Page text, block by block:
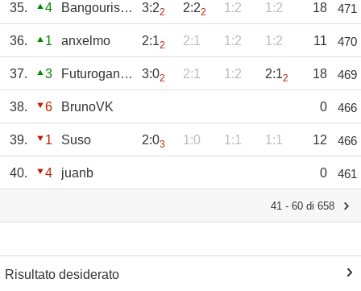
35. 4 Bangourismo 3:22 2:22 1:2 1:2 18 471
36. 1 anxelmo 2:12 2:1 1:2 1:2 11 470
37. 3 Futuroganador 3:02 2:1 1:2 2:12 18 469
38. 6 BrunoVK 0 466
39. 1 Suso 2:03 1:0 1:1 1:1 12 466
40. 4 juanb 0 461
41 - 60 di 658
Risultato desiderato